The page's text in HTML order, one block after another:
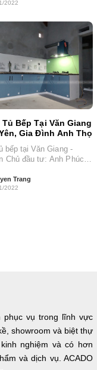
2022
Bếp Tại Văn Giang
Gia Đình Anh Thọ
bếp tại Văn Giang -
Chủ đầu tư: Anh Phúc
Trang
2022
phục vụ trong lĩnh vực
showroom và biệt thự
nghiệm và có hơn
và dịch vụ. ACADO